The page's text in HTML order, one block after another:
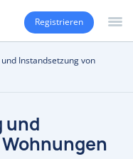
Registrieren
Instandsetzung von
und